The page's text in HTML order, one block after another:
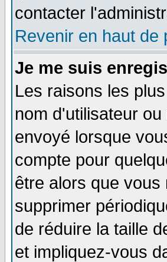
contacter
Revenir en haut de
Je me suis
Les raisons les
nom d'utilisateur
envoyé lorsque
compte pour
être alors que
supprimer
de réduire la taille
et impliquez-vous